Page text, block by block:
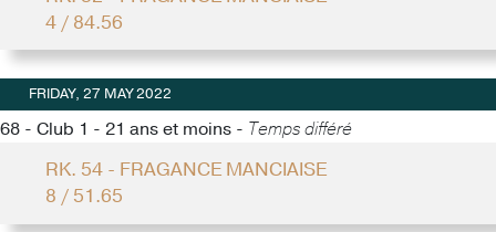
4 / 84.56
FRIDAY, 27 MAY 2022
68 - Club 1 - 21 ans et moins - Temps différé
RK. 54 - FRAGANCE MANCIAISE
8 / 51.65